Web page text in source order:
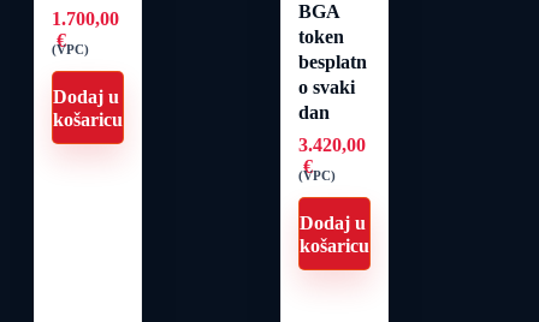
1.700,00
€
(VPC)
Dodaj u
košaricu
BGA
token
besplatn
o svaki
dan
3.420,00
€
(VPC)
Dodaj u
košaricu